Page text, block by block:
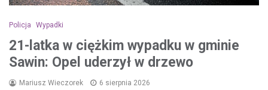
Policja Wypadki
21-latka w ciężkim wypadku w gminie
Sawin: Opel uderzył w drzewo
Mariusz Wieczorek 6 sierpnia 2026